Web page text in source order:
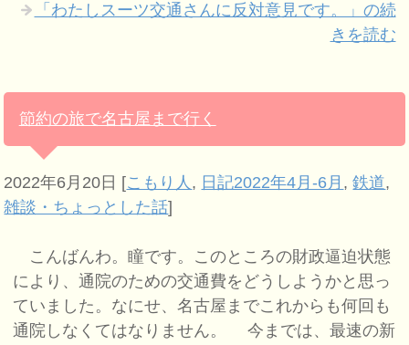
「わたしスーツ交通さんに反対意見です。」の続
きを読む
節約の旅で名古屋まで行く
2022年6月20日 [こもり人 , 日記2022年4月-6月 ,鉄道,
雑談・ちょっとした話]
こんばんわ。瞳です。このところの財政逼迫状態
により、通院のための交通費をどうしようかと思っ
ていました。なにせ、名古屋までこれからも何回も
通院しなくてはなりません。 今までは、最速の新